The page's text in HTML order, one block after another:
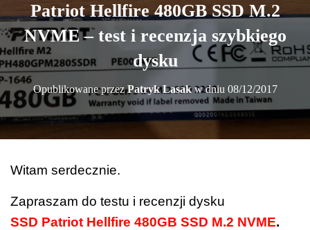
Ą
Z
N
A
G
A
Patriot Hellfire 480GB SSD M.2
NVME – test i recenzja szybkiego
dysku
Opublikowane przezPatryk Lasakw dniu 08/12/2017
Witam serdecznie.
Zapraszam do testu i recenzji dysku
SSD Patriot Hellfire 480GB SSD M.2 NVME.